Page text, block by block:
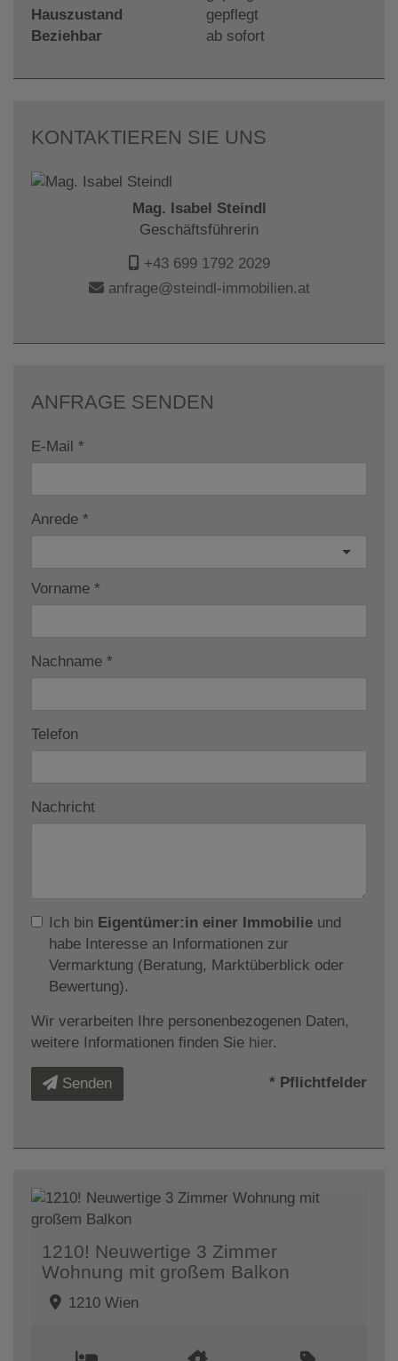
Hauszustand
gepflegt
Beziehbar
ab sofort
KONTAKTIEREN SIE UNS
Mag. Isabel Steindl
Geschäftsführerin
+43 699 1792 2029
anfrage@steindl-immobilien.at
ANFRAGE SENDEN
E-Mail
Anrede
Vorname
Nachname
Telefon
Nachricht
Ich bin Eigentümer:in einer Immobilie und
habe Interesse an Informationen zur
Vermarktung (Beratung, Marktüberblick oder
Bewertung).
Wir verarbeiten Ihre personenbezogenen Daten,
weitere Informationen finden Sie hier.
Senden * Pflichtfelder
1210! Neuwertige 3 Zimmer
Wohnung mit großem Balkon
1210 Wien